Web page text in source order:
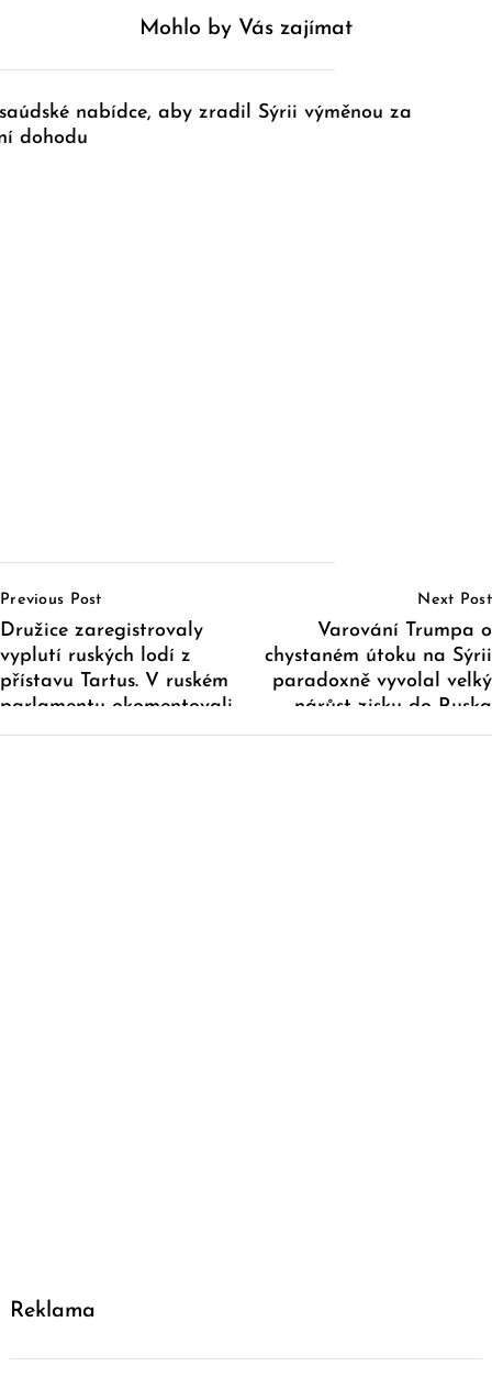
Mohlo by Vás zajímat
nabídce, aby zradil Sýrii výměnou za
dohodu
Navigation
Previous Post
Družice zaregistrovaly
vyplutí ruských lodí z
přístavu Tartus. V ruském
parlamentu okomentovali
situaci
Next Post
Varování Trumpa o
chystaném útoku na Sýrii
paradoxně vyvolal velký
nárůst zisku do Ruska
Reklama